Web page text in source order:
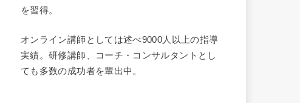
を習得。
オンライン講師としては述べ9000人以上の指導
実績。研修講師、コーチ・コンサルタントとし
ても多数の成功者を輩出中。